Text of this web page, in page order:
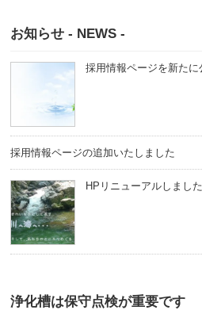
お知らせ - NEWS -
採用情報ページを新たに
採用情報ページの追加いたしました
HPリニューアルしました
浄化槽は保守点検が重要です